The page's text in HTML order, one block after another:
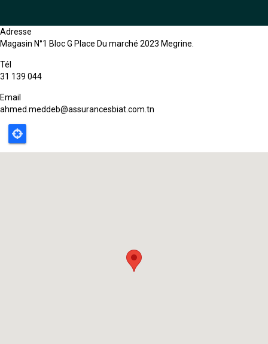
Adresse
Magasin N°1 Bloc G Place Du marché 2023 Megrine.
Tél
31 139 044
Email
ahmed.meddeb@assurancesbiat.com.tn